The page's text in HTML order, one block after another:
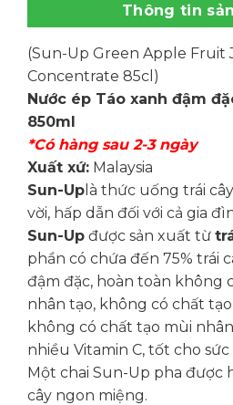
Thông tin
(Sun-Up Green Apple Fruit
Concentrate 85cl)
Nước ép Táo xanh đậm
850ml
*Có hàng sau 2-3 ngày
Xuất xứ:Malaysia
Sun-Uplà thức uống trái
vời, hấp dẫn đối với cả gia
Sun-Upđược sản xuất từ
phần có chứa đến 75% trái
đậm đặc, hoàn toàn không
nhân tạo, không có chất
không có chất tạo mùi
nhiều Vitamin C, tốt cho
Một chai Sun-Up pha được
cây ngon miệng.